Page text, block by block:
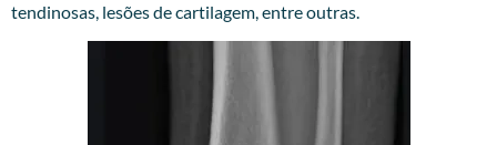
tendinosas, lesões de cartilagem, entre outras.